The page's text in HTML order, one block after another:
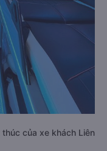
của xe khách Liên